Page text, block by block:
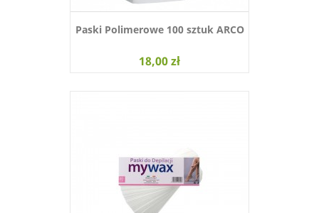
Paski Polimerowe 100 sztuk ARCO
18,00 zł